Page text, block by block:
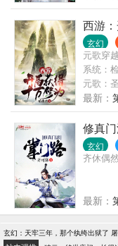
西游
玄幻
元歌穿
系统：
元歌：
最新：
修真
玄幻
齐休偶
最新：
玄幻：天牢三年，那个纨绔出狱了